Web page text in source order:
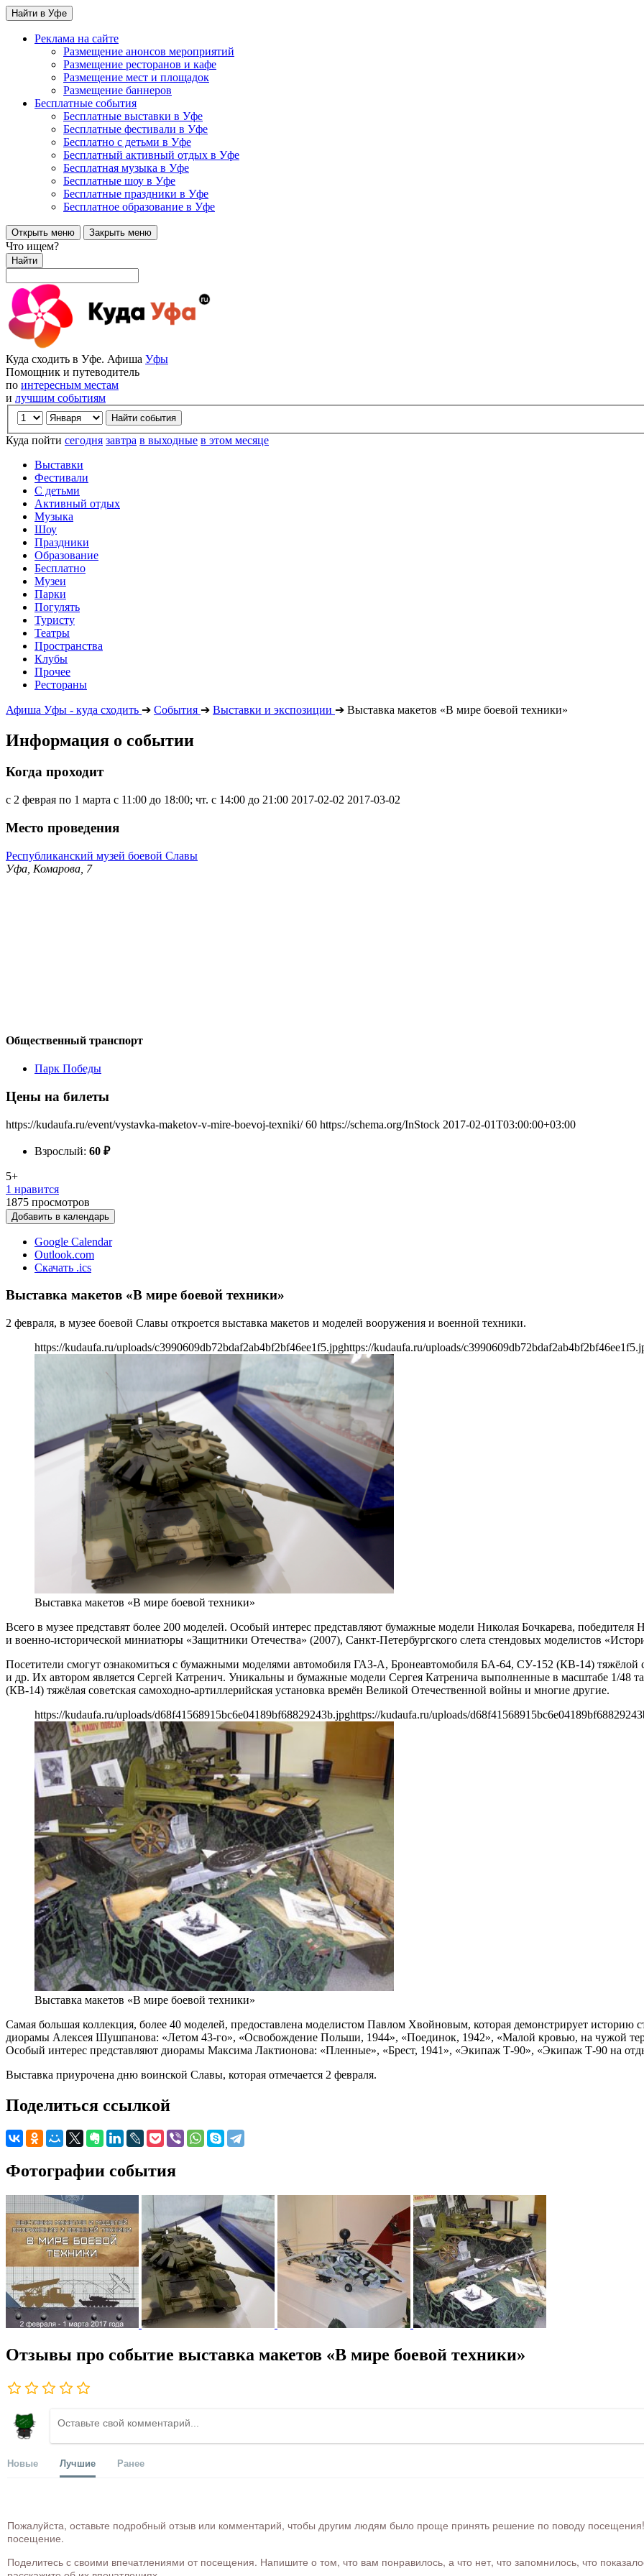
Найти в Уфе
Реклама на сайте
Размещение анонсов мероприятий
Размещение ресторанов и кафе
Размещение мест и площадок
Размещение баннеров
Бесплатные события
Бесплатные выставки в Уфе
Бесплатные фестивали в Уфе
Бесплатно с детьми в Уфе
Бесплатный активный отдых в Уфе
Бесплатная музыка в Уфе
Бесплатные шоу в Уфе
Бесплатные праздники в Уфе
Бесплатное образование в Уфе
Открыть меню Закрыть меню
Что ищем?
Найти
Куда сходить в Уфе. Афиша Уфы
Помощник и путеводитель
по интересным местам
и лучшим событиям
Куда пойти сегодня завтра в выходные в этом месяце
Выставки
Фестивали
С детьми
Активный отдых
Музыка
Шоу
Праздники
Образование
Бесплатно
Музеи
Парки
Погулять
Туристу
Театры
Пространства
Клубы
Прочее
Рестораны
Афиша Уфы - куда сходить ➔ События ➔ Выставки и экспозиции ➔ Выставка макетов «В мире боевой техники»
Информация о событии
Когда проходит
с 2 феврая по 1 марта с 11:00 до 18:00; чт. с 14:00 до 21:00 2017-02-02 2017-03-02
Место проведения
Республиканский музей боевой Славы
Уфа, Комарова, 7
Общественный транспорт
Парк Победы
Цены на билеты
https://kudaufa.ru/event/vystavka-maketov-v-mire-boevoj-texniki/ 60 https://schema.org/InStock 2017-02-01T03:00:00+03:00
Взрослый: 60 ₽
5+
1 нравится
1875 просмотров
Добавить в календарь
Google Calendar
Outlook.com
Скачать .ics
Выставка макетов «В мире боевой техники»
2 февраля, в музее боевой Славы откроется выставка макетов и моделей вооружения и военной техники.
https://kudaufa.ru/uploads/c3990609db72bdaf2ab4bf2bf46ee1f5.jpghttps://kudaufa.ru/uploads/
Выставка макетов «В мире боевой техники»
Всего в музее представят более 200 моделей. Особый интерес представляют бумажные модели Николая Бочкарева, победителя
и военно-исторической миниатюры «Защитники Отечества» (2007), Санкт-Петербургского слета стендовых моделистов
Посетители смогут ознакомиться с бумажными моделями автомобиля ГАЗ-А, Бронеавтомобиля БА-64, СУ-152 (КВ-14) тяжёлой
и др. Их автором является Сергей Катренич. Уникальны и бумажные модели Сергея Катренича выполненные в масштабе 1/
(КВ-14) тяжёлая советская самоходно-артиллерийская установка времён Великой Отечественной войны и многие другие.
https://kudaufa.ru/uploads/d68f41568915bc6e04189bf68829243b.jpghttps://kudaufa.ru/uploads/
Выставка макетов «В мире боевой техники»
Самая большая коллекция, более 40 моделей, предоставлена моделистом Павлом Хвойновым, которая демонстрирует историю
диорамы Алексея Шушпанова: «Летом 43-го», «Освобождение Польши, 1944», «Поединок, 1942», «Малой кровью, на чужой
Особый интерес представляют диорамы Максима Лактионова: «Пленные», «Брест, 1941», «Экипаж Т-90», «Экипаж Т-90 на
Выставка приурочена дню воинской Славы, которая отмечается 2 февраля.
Поделиться ссылкой
Фотографии события
Отзывы про событие выставка макетов «В мире боевой техники»
Новые Лучшие Ранее
Пожалуйста, оставьте подробный отзыв или комментарий, чтобы другим людям было проще принять решение по поводу посещения!
посещение.
Поделитесь с своими впечатлениями от посещения. Напишите о том, что вам понравилось, а что нет, что запомнилось, что